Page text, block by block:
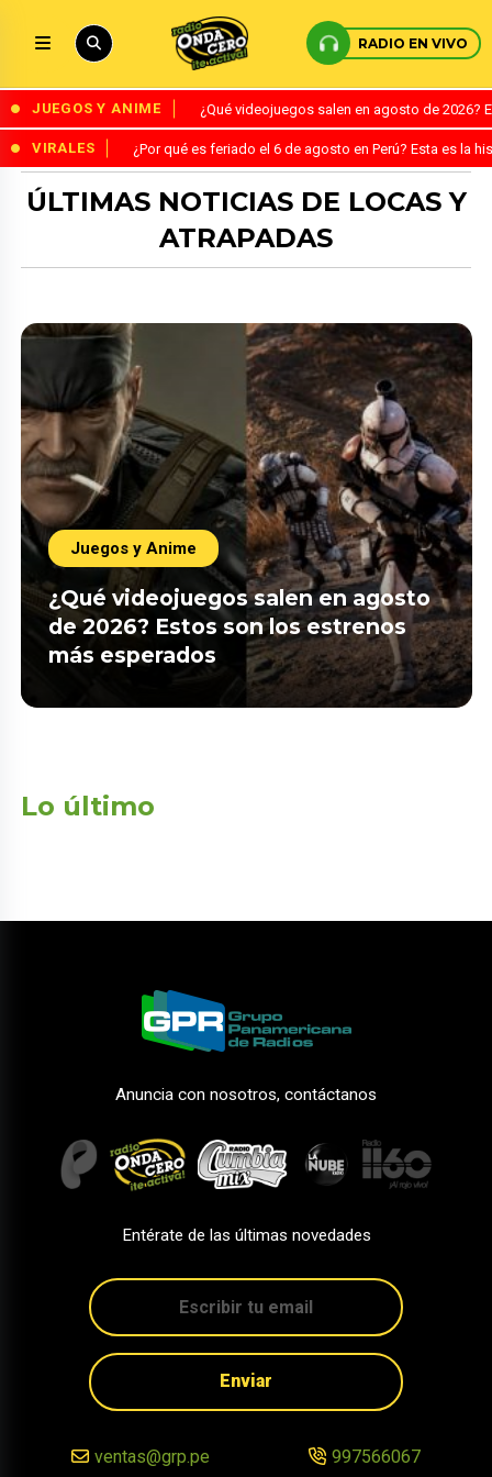
RADIO EN VIVO
JUEGOS Y ANIME ¿Qué videojuegos salen en agosto de
VIRALES ¿Por qué es feriado el 6 de agosto en Perú? Esta es la
ÚLTIMAS NOTICIAS DE LOCAS Y
ATRAPADAS
Juegos y Anime
¿Qué videojuegos salen en agosto
de 2026? Estos son los estrenos
más esperados
Lo último
Anuncia con nosotros, contáctanos
Entérate de las últimas novedades
Enviar
ventas@grp.pe 997566067